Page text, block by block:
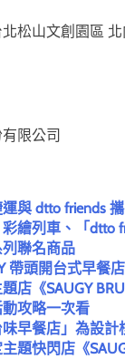
松山文創園區
限公司
與 dtto friends
繪列車、「dtto
聯名商品
帶頭開台式早餐
店《SAUGY
攻略一次看
早餐店」為設計
題快閃店《